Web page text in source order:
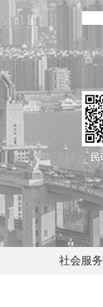
社会服务